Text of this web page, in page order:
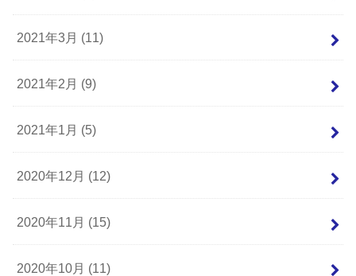
2021年3月 (11)
2021年2月 (9)
2021年1月 (5)
2020年12月 (12)
2020年11月 (15)
2020年10月 (11)